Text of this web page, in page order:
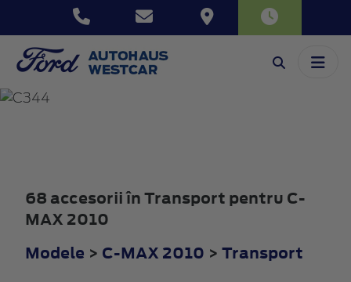
C-MAX
68 accesorii în Transport pentru C-
MAX 2010
Modele > C-MAX 2010 > Transport